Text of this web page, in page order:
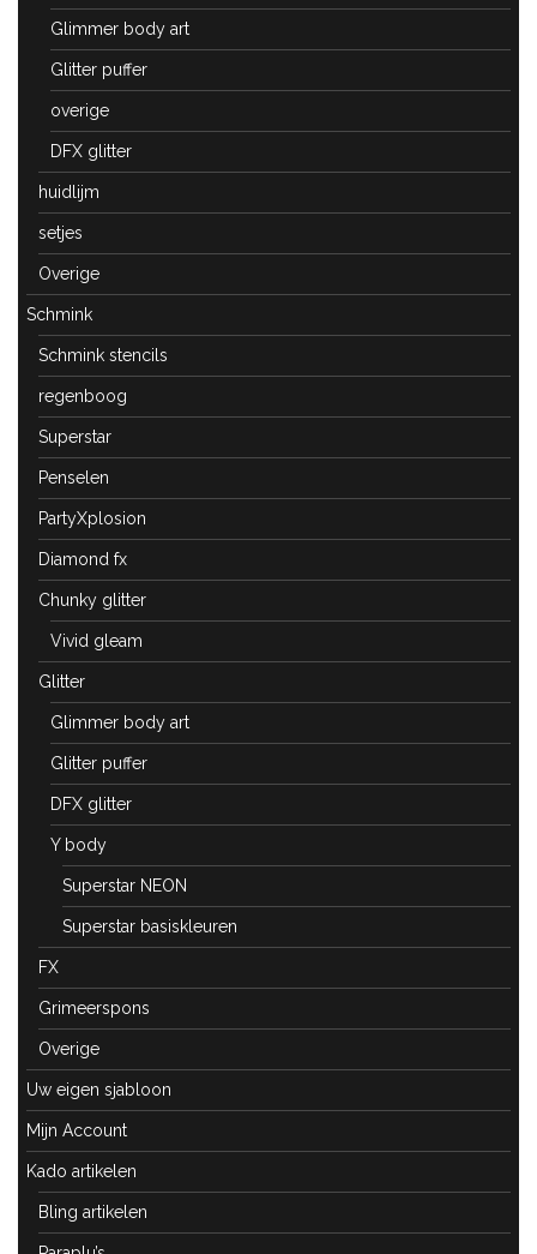
Glimmer body art
Glitter puffer
overige
DFX glitter
huidlijm
setjes
Overige
Schmink
Schmink stencils
regenboog
Superstar
Penselen
PartyXplosion
Diamond fx
Chunky glitter
Vivid gleam
Glitter
Glimmer body art
Glitter puffer
DFX glitter
Y body
Superstar NEON
Superstar basiskleuren
FX
Grimeerspons
Overige
Uw eigen sjabloon
Mijn Account
Kado artikelen
Bling artikelen